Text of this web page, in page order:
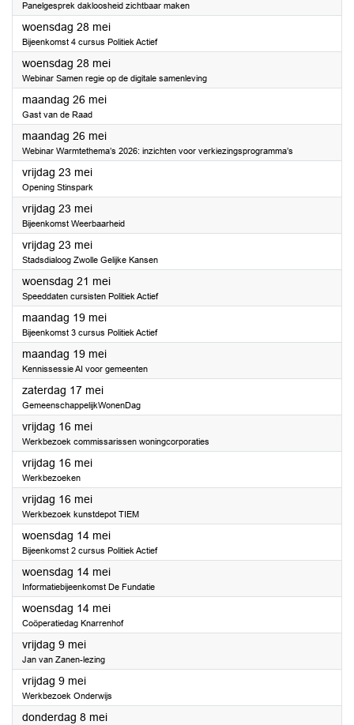
Panelgesprek dakloosheid zichtbaar maken
woensdag 28 mei2025
Bijeenkomst 4 cursus Politiek Actief
woensdag 28 mei2025
Webinar Samen regie op de digitale samenleving
maandag 26 mei2025
Gast van de Raad
maandag 26 mei2025
Webinar Warmtethema’s 2026: inzichten voor verkiezingsprogramma’s
vrijdag 23 mei2025
Opening Stinspark
vrijdag 23 mei2025
Bijeenkomst Weerbaarheid
vrijdag 23 mei2025
Stadsdialoog Zwolle Gelijke Kansen
woensdag 21 mei2025
Speeddaten cursisten Politiek Actief
maandag 19 mei2025
Bijeenkomst 3 cursus Politiek Actief
maandag 19 mei2025
Kennissessie AI voor gemeenten
zaterdag 17 mei2025
GemeenschappelijkWonenDag
vrijdag 16 mei2025
Werkbezoek commissarissen woningcorporaties
vrijdag 16 mei2025
Werkbezoeken
vrijdag 16 mei2025
Werkbezoek kunstdepot TIEM
woensdag 14 mei2025
Bijeenkomst 2 cursus Politiek Actief
woensdag 14 mei2025
Informatiebijeenkomst De Fundatie
woensdag 14 mei2025
Coöperatiedag Knarrenhof
vrijdag 9 mei2025
Jan van Zanen-lezing
vrijdag 9 mei2025
Werkbezoek Onderwijs
donderdag 8 mei2025